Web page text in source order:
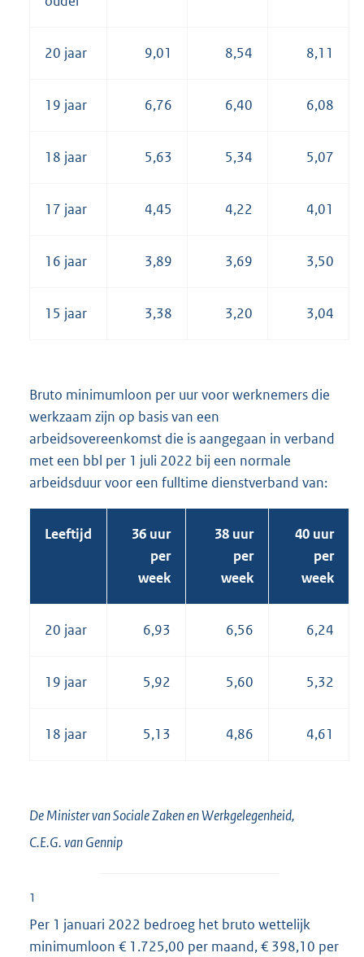
20 jaar 9,01 8,54 8,11
19 jaar 6,76 6,40 6,08
18 jaar 5,63 5,34 5,07
17 jaar 4,45 4,22 4,01
16 jaar 3,89 3,69 3,50
15 jaar 3,38 3,20 3,04
Bruto minimumloon per uur voor werknemers die
werkzaam zijn op basis van een
arbeidsovereenkomst die is aangegaan in verband
met een bbl per 1 juli 2022 bij een normale
arbeidsduur voor een fulltime dienstverband van:
Leeftijd
36 uur
per
week
38 uur
per
week
40 uur
per
week
20 jaar 6,93 6,56 6,24
19 jaar 5,92 5,60 5,32
18 jaar 5,13 4,86 4,61
De Minister van Sociale Zaken en Werkgelegenheid,
C.E.G. vanGennip
1
Per 1 januari 2022 bedroeg het bruto wettelijk
minimumloon € 1.725,00 per maand, € 398,10 per